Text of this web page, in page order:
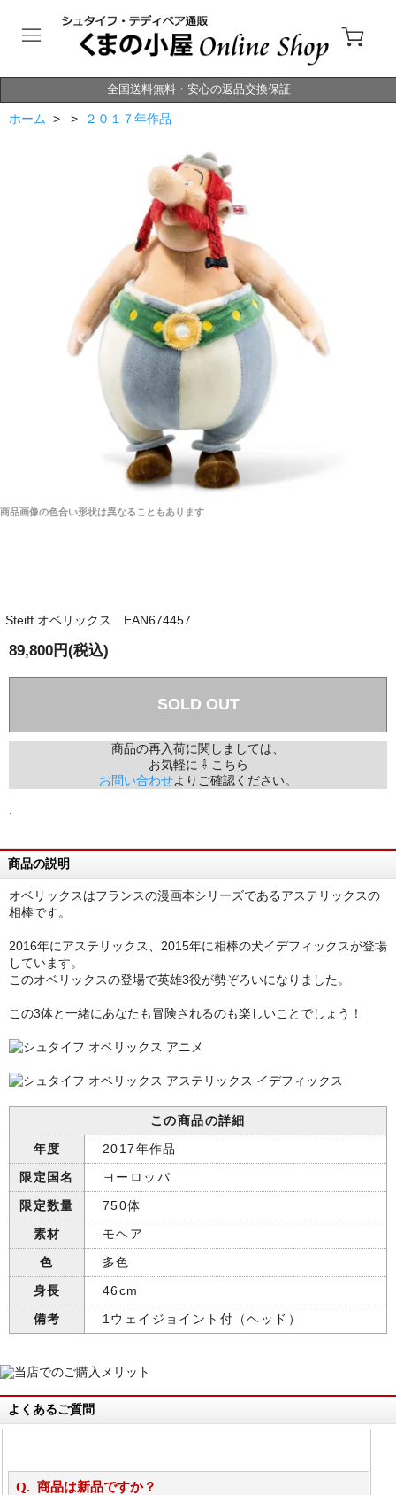
全国送料無料・安心の返品交換保証
ホーム > > ２０１７年作品
商品画像の色合い形状は異なることもあります
Steiff オベリックス EAN674457
89,800円(税込)
SOLD OUT
商品の再入荷に関しましては、
お気軽に ⇩ こちら
お問い合わせよりご確認ください。
商品の説明
オベリックスはフランスの漫画本シリーズであるアステリックスの
相棒です。
2016年にアステリックス、2015年に相棒の犬イデフィックスが登場
しています。
このオベリックスの登場で英雄3役が勢ぞろいになりました。
この3体と一緒にあなたも冒険されるのも楽しいことでしょう！
この商品の詳細
年度
2017年作品
限定国名
ヨーロッパ
限定数量
750体
素材
モヘア
色
多色
身長
46cm
備考
1ウェイジョイント付（ヘッド）
よくあるご質問
商品は新品ですか？